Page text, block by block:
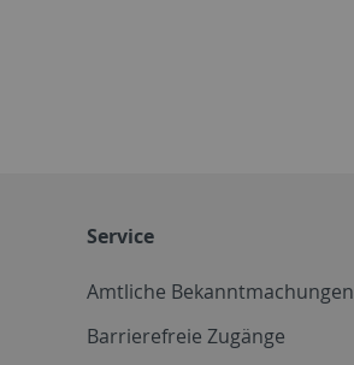
Service
Amtliche Bekanntmachungen
Barrierefreie Zugänge